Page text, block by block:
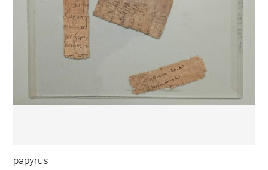
papyrus